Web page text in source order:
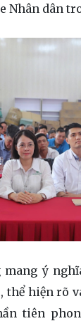
Nhân dân
mang ý
thể hiện rõ
tiên